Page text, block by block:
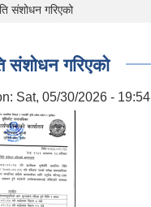
here
संशोधन गरिएको
संशोधन गरिएको
Sat, 05/30/2026 - 19:54